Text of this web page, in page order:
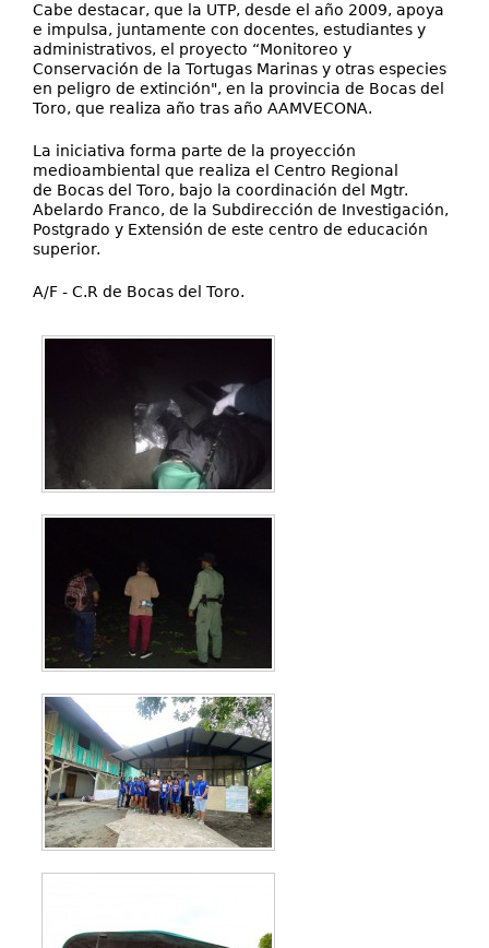
Cabe destacar, que la UTP, desde el año 2009, apoya
e impulsa, juntamente con docentes, estudiantes y
administrativos, el proyecto “Monitoreo y
Conservación de la Tortugas Marinas y otras especies
en peligro de extinción", en la provincia de Bocas del
Toro, que realiza año tras año AAMVECONA.
La iniciativa forma parte de la proyección
medioambiental que realiza el Centro Regional
de Bocas del Toro, bajo la coordinación del Mgtr.
Abelardo Franco, de la Subdirección de Investigación,
Postgrado y Extensión de este centro de educación
superior.
A/F - C.R de Bocas del Toro.